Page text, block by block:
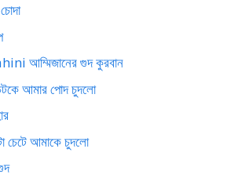
আম্মিজানের গুদ কুরবান
আমার পোদ চুদলো
চেটে আমাকে চুদলো